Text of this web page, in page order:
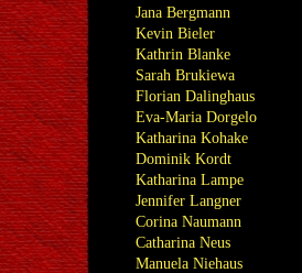
Jana Bergmann
Kevin Bieler
Kathrin Blanke
Sarah Brukiewa
Florian Dalinghaus
Eva-Maria Dorgelo
Katharina Kohake
Dominik Kordt
Katharina Lampe
Jennifer Langner
Corina Naumann
Catharina Neus
Manuela Niehaus